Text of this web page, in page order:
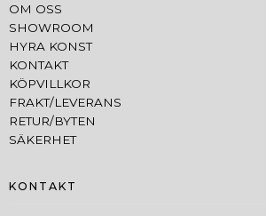
OM OSS
SHOWROOM
HYRA KONST
KONTAKT
KÖPVILLKOR
FRAKT/LEVERANS
RETUR/BYTEN
SÄKERHET
KONTAKT